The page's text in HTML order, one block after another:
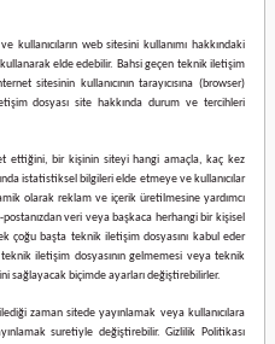
kullanıcıların web sitesini kullanımı hakkındaki
elde edebilir. Bahsi geçen teknik iletişim
sitesinin kullanıcının tarayıcısına (browser)
dosyası site hakkında durum ve tercihleri
ettiğini, bir kişinin siteyi hangi amaçla, kaç kez
istatistiksel bilgileri elde etmeye ve kullanıcılar
olarak reklam ve içerik üretilmesine yardımcı
veri veya başkaca herhangi bir kişisel
çoğu başta teknik iletişim dosyasını kabul eder
teknik iletişim dosyasının gelmemesi veya teknik
sağlayacak biçimde ayarları değiştirebilirler.
zaman sitede yayınlamak veya kullanıcılara
suretiyle değiştirebilir. Gizlilik Politikası